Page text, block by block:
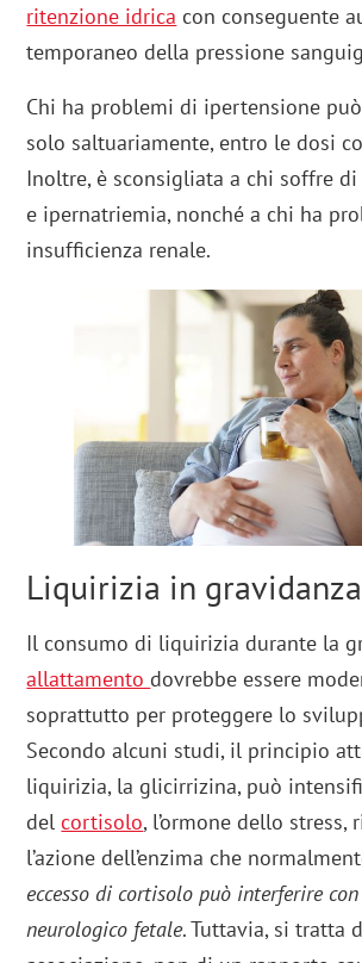
ritenzione idrica con conseguente
temporaneo della pressione
Chi ha problemi di ipertensione
solo saltuariamente, entro le dosi
Inoltre, è sconsigliata a chi soffre di
e ipernatriemia, nonché a chi ha
insufficienza renale.
Liquirizia in gravidanza
Il consumo di liquirizia durante la
allattamento dovrebbe essere
soprattutto per proteggere lo
Secondo alcuni studi, il principio
liquirizia, la glicirrizina, può
delcortisolo, l’ormone dello stress,
l’azione dell’enzima che
eccesso di cortisolo può interferire
neurologico fetale. Tuttavia, si tratta